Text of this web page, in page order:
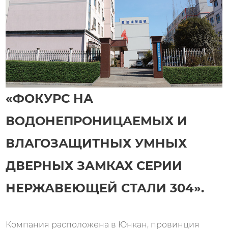
«ФОКУРС НА
ВОДОНЕПРОНИЦАЕМЫХ И
ВЛАГОЗАЩИТНЫХ УМНЫХ
ДВЕРНЫХ ЗАМКАХ СЕРИИ
НЕРЖАВЕЮЩЕЙ СТАЛИ 304».
Компания расположена в Юнкан, провинция